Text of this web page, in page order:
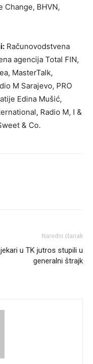
Change, BHVN,
Računovodstvena
agencija Total FIN,
MasterTalk,
M Sarajevo, PRO
Edina Mušić,
Radio M, I &
& Co.
Naredni članak
u TK jutros stupili u
generalni štrajk